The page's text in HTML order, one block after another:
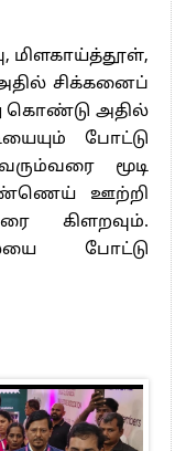
மிளகாய்த்தூள்,
அதில் சிக்கனைப்
கொண்டு அதில்
போட்டு
மூடி
எண்ணெய் ஊற்றி
கிளறவும்.
போட்டு